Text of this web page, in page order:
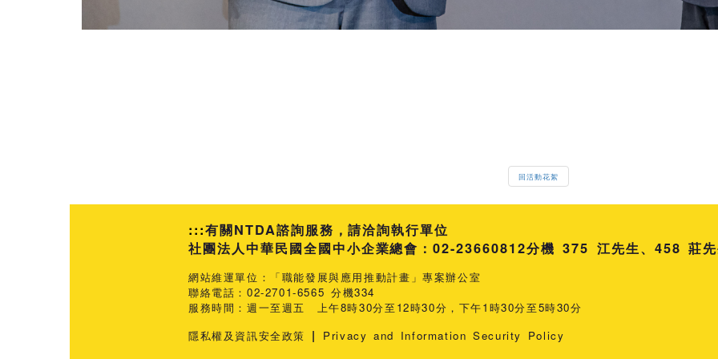
回活動花絮
:::有關NTDA諮詢服務，請洽詢執行單位
社團法人中華民國全國中小企業總會：02-23660812分機 375 江先生 458 莊
網站維運單位：「職能發展與應用推動計畫」專案辦公室
聯絡電話：02-2701-6565 分機334
服務時間：週一至週五 上午8時30分至12時30分，下午1時30分至5時30分
隱私權及資訊安全政策 | Privacy and Information Security Policy